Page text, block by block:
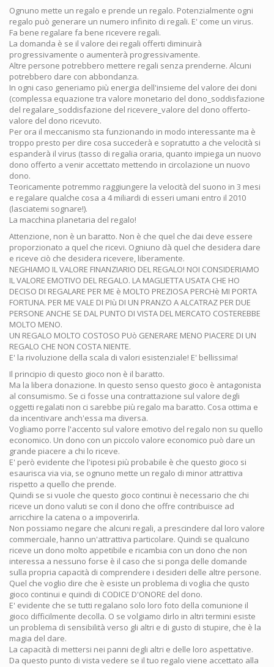
Ognuno mette un regalo e prende un regalo. Potenzialmente ogni
regalo può generare un numero infinito di regali. E' come un virus.
Fa bene regalare fa bene ricevere regali.
La domanda è se il valore dei regali offerti diminuirà
progressivamente o aumenterà progressivamente.
Altre persone potrebbero mettere regali senza prenderne. Alcuni
potrebbero dare con abbondanza.
In ogni caso generiamo più energia dell'insieme del valore dei doni
(complessa equazione tra valore monetario del dono_soddisfazione
del regalare_soddisfazione del ricevere_valore del dono offerto-
valore del dono ricevuto.
Per ora il meccanismo sta funzionando in modo interessante ma è
troppo presto per dire cosa succederà e sopratutto a che velocità si
espanderà il virus (tasso di regalia oraria, quanto impiega un nuovo
dono offerto a venir accettato mettendo in circolazione un nuovo
dono.
Teoricamente potremmo raggiungere la velocità del suono in 3 mesi
e regalare qualche cosa a 4 miliardi di esseri umani entro il 2010
(lasciatemi sognare!).
La macchina planetaria del regalo!
Attenzione, non è un baratto. Non è che quel che dai deve essere
proporzionato a quel che ricevi. Ogniuno dà quel che desidera dare
e riceve ciò che desidera ricevere, liberamente.
NEGHIAMO IL VALORE FINANZIARIO DEL REGALO! NOI CONSIDERIAMO
IL VALORE EMOTIVO DEL REGALO. LA MAGLIETTA USATA CHE HO
DECISO DI REGALARE PER ME è MOLTO PREZIOSA PERCHè MI PORTA
FORTUNA. PER ME VALE DI PIù DI UN PRANZO A ALCATRAZ PER DUE
PERSONE ANCHE SE DAL PUNTO DI VISTA DEL MERCATO COSTEREBBE
MOLTO MENO.
UN REGALO MOLTO COSTOSO PUò GENERARE MENO PIACERE DI UN
REGALO CHE NON COSTA NIENTE.
E' la rivoluzione della scala di valori esistenziale! E' bellissima!
Il principio di questo gioco non è il baratto.
Ma la libera donazione. In questo senso questo gioco è antagonista
al consumismo. Se ci fosse una contrattazione sul valore degli
oggetti regalati non ci sarebbe più regalo ma baratto. Cosa ottima e
da incentivare anch'essa ma diversa.
Vogliamo porre l'accento sul valore emotivo del regalo non su quello
economico. Un dono con un piccolo valore economico può dare un
grande piacere a chi lo riceve.
E' però evidente che l'ipotesi più probabile è che questo gioco si
esaurisca via via, se ognuno mette un regalo di minor attrattiva
rispetto a quello che prende.
Quindi se si vuole che questo gioco continui è necessario che chi
riceve un dono valuti se con il dono che offre contribuisce ad
arricchire la catena o a impoverirla.
Non possiamo negare che alcuni regali, a prescindere dal loro valore
commerciale, hanno un'attrattiva particolare. Quindi se qualcuno
riceve un dono molto appetibile e ricambia con un dono che non
interessa a nessuno forse è il caso che si ponga delle domande
sulla propria capacità di comprendere i desideri delle altre persone.
Quel che voglio dire che è esiste un problema di voglia che qusto
gioco continui e quindi di CODICE D'ONORE del dono.
E' evidente che se tutti regalano solo loro foto della comunione il
gioco difficilmente decolla. O se volgiamo dirlo in altri termini esiste
un problema di sensibilità verso gli altri e di gusto di stupire, che è la
magia del dare.
La capacità di mettersi nei panni degli altri e delle loro aspettative.
Da questo punto di vista vedere se il tuo regalo viene accettato alla